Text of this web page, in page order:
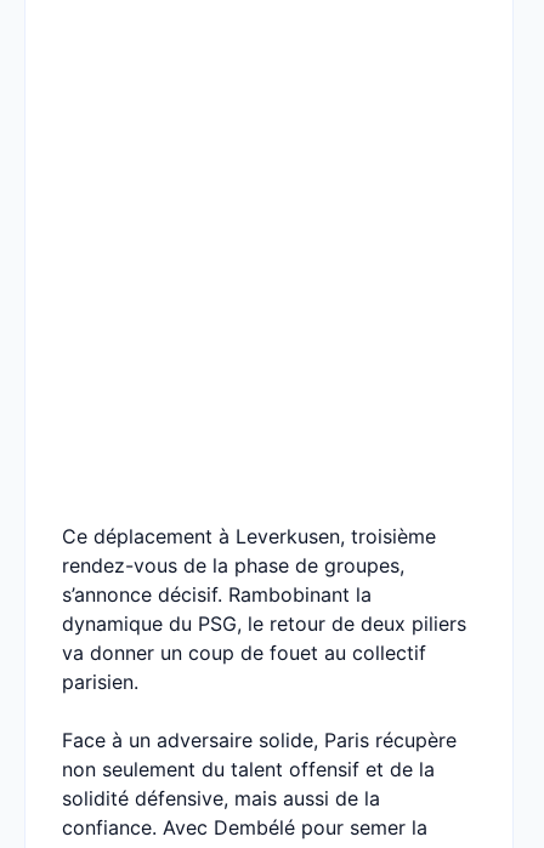
Ce déplacement à Leverkusen, troisième
rendez-vous de la phase de groupes,
s’annonce décisif. Rambobinant la
dynamique du PSG, le retour de deux piliers
va donner un coup de fouet au collectif
parisien.
Face à un adversaire solide, Paris récupère
non seulement du talent offensif et de la
solidité défensive, mais aussi de la
confiance. Avec Dembélé pour semer la